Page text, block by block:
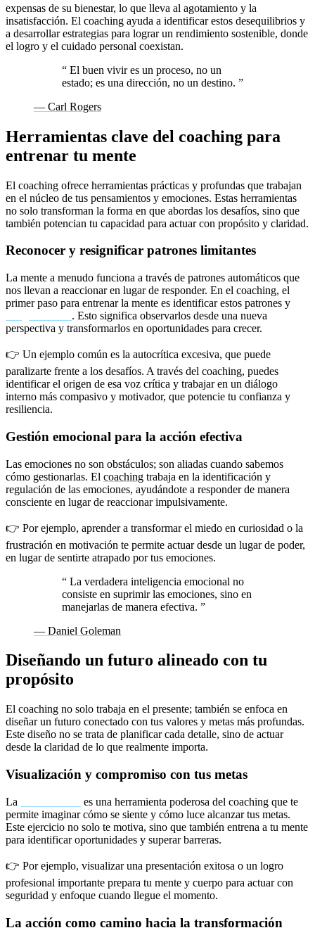
expensas de su bienestar, lo que lleva al agotamiento y la
insatisfacción. El coaching ayuda a identificar estos desequilibrios y
a desarrollar estrategias para lograr un rendimiento sostenible, donde
el logro y el cuidado personal coexistan.
“ El buen vivir es un proceso, no un
estado; es una dirección, no un destino. ”
— Carl Rogers
Herramientas clave del coaching para
entrenar tu mente
El coaching ofrece herramientas prácticas y profundas que trabajan
en el núcleo de tus pensamientos y emociones. Estas herramientas
no solo transforman la forma en que abordas los desafíos, sino que
también potencian tu capacidad para actuar con propósito y claridad.
Reconocer y resignificar patrones limitantes
La mente a menudo funciona a través de patrones automáticos que
nos llevan a reaccionar en lugar de responder. En el coaching, el
primer paso para entrenar la mente es identificar estos patrones y
. Esto significa observarlos desde una nueva
perspectiva y transformarlos en oportunidades para crecer.
👉 Un ejemplo común es la autocrítica excesiva, que puede
paralizarte frente a los desafíos. A través del coaching, puedes
identificar el origen de esa voz crítica y trabajar en un diálogo
interno más compasivo y motivador, que potencie tu confianza y
resiliencia.
Gestión emocional para la acción efectiva
Las emociones no son obstáculos; son aliadas cuando sabemos
cómo gestionarlas. El coaching trabaja en la identificación y
regulación de las emociones, ayudándote a responder de manera
consciente en lugar de reaccionar impulsivamente.
👉 Por ejemplo, aprender a transformar el miedo en curiosidad o la
frustración en motivación te permite actuar desde un lugar de poder,
en lugar de sentirte atrapado por tus emociones.
“ La verdadera inteligencia emocional no
consiste en suprimir las emociones, sino en
manejarlas de manera efectiva. ”
— Daniel Goleman
Diseñando un futuro alineado con tu
propósito
El coaching no solo trabaja en el presente; también se enfoca en
diseñar un futuro conectado con tus valores y metas más profundas.
Este diseño no se trata de planificar cada detalle, sino de actuar
desde la claridad de lo que realmente importa.
Visualización y compromiso con tus metas
La
es una herramienta poderosa del coaching que te
permite imaginar cómo se siente y cómo luce alcanzar tus metas.
Este ejercicio no solo te motiva, sino que también entrena a tu mente
para identificar oportunidades y superar barreras.
👉 Por ejemplo, visualizar una presentación exitosa o un logro
profesional importante prepara tu mente y cuerpo para actuar con
seguridad y enfoque cuando llegue el momento.
La acción como camino hacia la transformación